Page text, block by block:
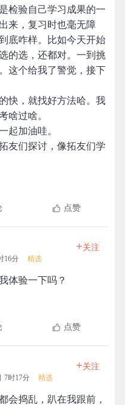
检验自己学习成果的一
来，复习时也毫无障
底咋样。比如今天开始
的选，还都对。一到挑
这个给我了警觉，接下
快，就找好方法哈。我
啥过啥。
起加油哇。
友们探讨，像拓友们学
点赞
16分 精选
+关注
体验一下吗？
点赞
7时17分 精选
+关注
会捣乱，趴在我跟前，